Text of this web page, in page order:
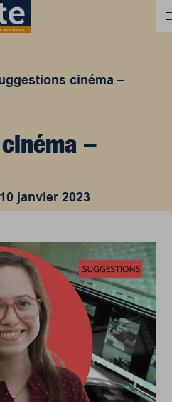
cinéma –
–
10 janvier 2023